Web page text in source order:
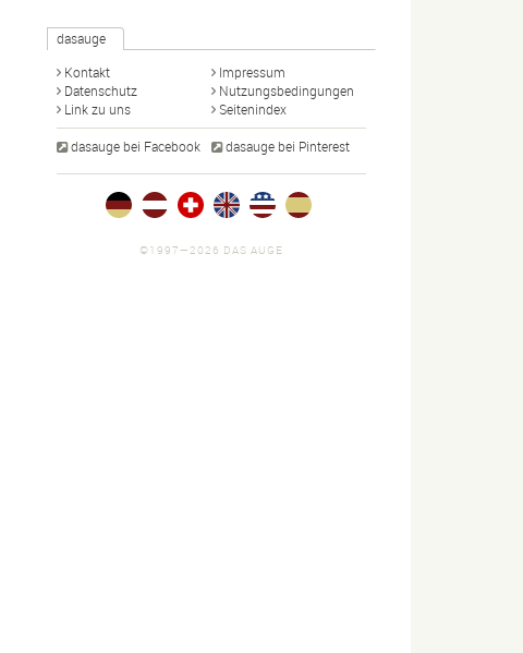
dasauge
Kontakt
Impressum
Datenschutz
Nutzungsbedingungen
Link zu uns
Seitenindex
dasauge bei Facebook dasauge bei Pinterest
©1997—2026 DAS AUGE